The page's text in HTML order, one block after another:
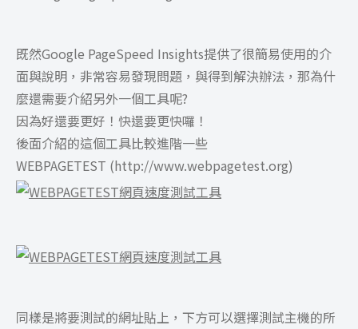
既然Google PageSpeed Insights提供了很簡易使用的介
面與說明，非常容易發現問題，與得到解決辦法，那為什
麼還需要介紹另外一個工具呢?
因為好還要更好！快還要更快囉！
後面介紹的這個工具比較進階一些
WEBPAGETEST (http://www.webpagetest.org)
同樣是將要測試的網址貼上，下方可以選擇測試主機的所